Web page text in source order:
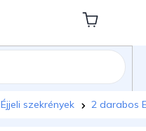
Kosár
Éjjeli szekrények 2 darabos